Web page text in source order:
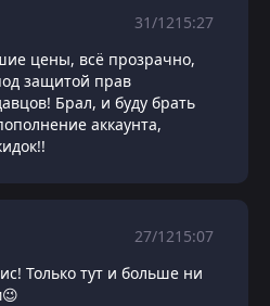
31/1215:27
цены, всё прозрачно,
защитой прав
Брал, и буду брать
аккаунта,
27/1215:07
Только тут и больше ни